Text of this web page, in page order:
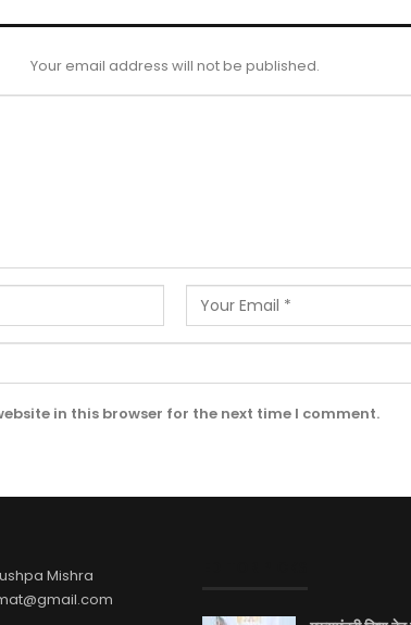
Your email address will not be published.
in this browser for the next time I comment.
Mishra